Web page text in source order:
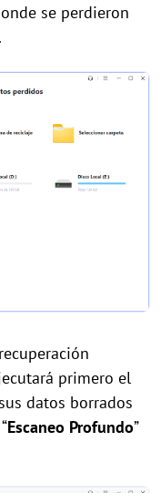
se perdieron
primero el
datos borrados
Escaneo Profundo”